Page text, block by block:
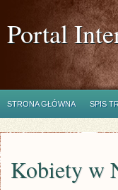
Portal
STRONA GŁÓWNA SPIS
Kobiety w